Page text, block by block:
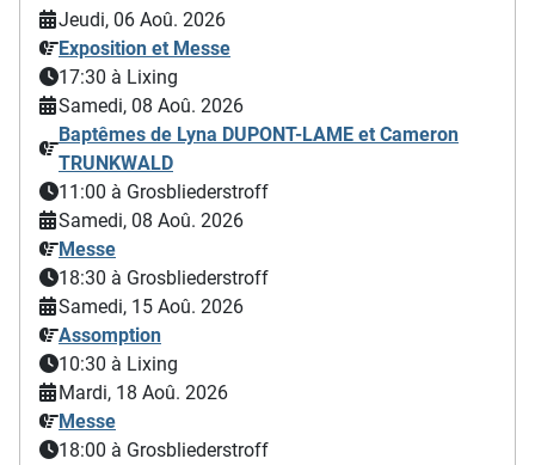
Jeudi, 06 Aoû. 2026
Exposition et Messe
17:30 à Lixing
Samedi, 08 Aoû. 2026
Baptêmes de Lyna DUPONT-LAME et Cameron
TRUNKWALD
11:00 à Grosbliederstroff
Samedi, 08 Aoû. 2026
Messe
18:30 à Grosbliederstroff
Samedi, 15 Aoû. 2026
Assomption
10:30 à Lixing
Mardi, 18 Aoû. 2026
Messe
18:00 à Grosbliederstroff